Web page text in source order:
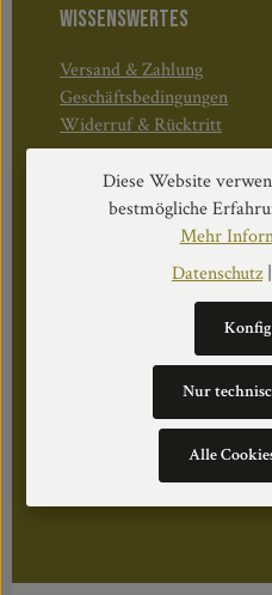
WISSENSWERTES
Versand & Zahlung
Geschäftsbedingungen
Widerruf & Rücktritt
Öffnungszeiten:
Mo–Do: 08:30–17:00 Uhr
Fr: 08:30–12:30 Uhr
Cookie Einstellungen
Diese Website
bestmögliche
Mehr
Datenschutz|
Nur
Alle